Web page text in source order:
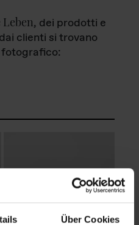
Über Cookies
Leben, dei prodotti e
clienti si trovano
fotografico: